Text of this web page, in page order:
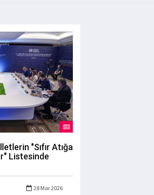
"Sıfır Atığa
Listesinde
28 Mar 2026